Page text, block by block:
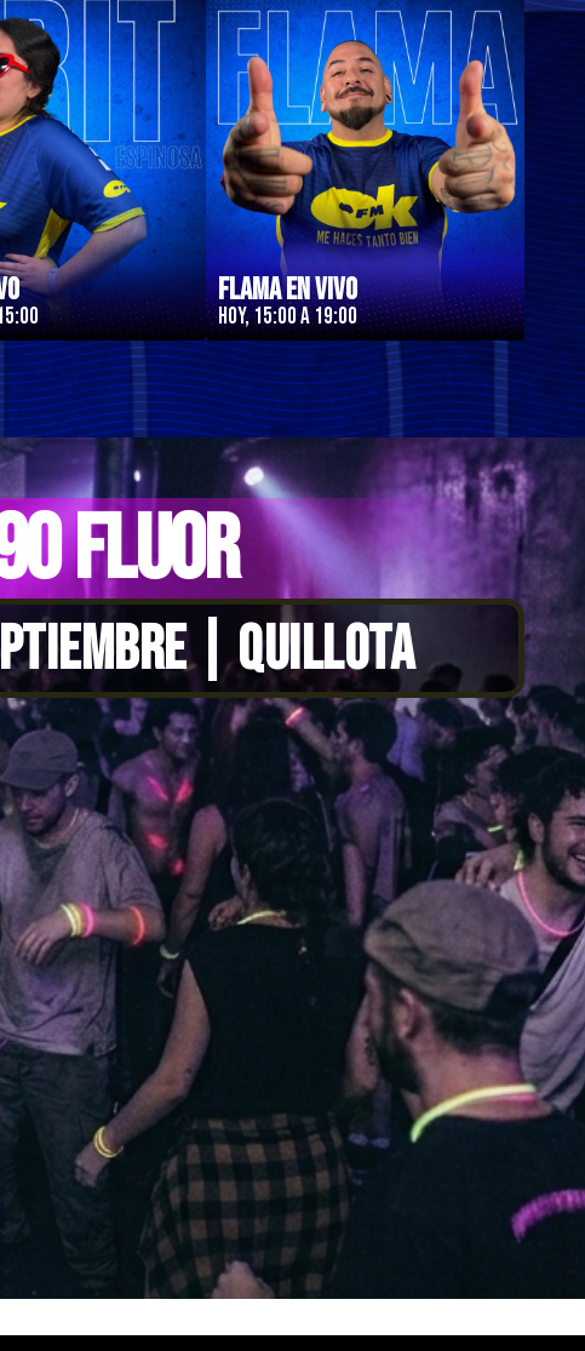
Flama en Vivo
Hoy, 15:00 a 19:00
FLUOR
| QUILLOTA